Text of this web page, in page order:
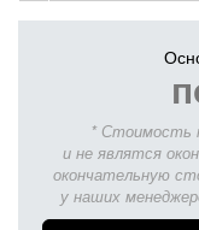
* Стоимость
и не являтся
окончательную
у наших